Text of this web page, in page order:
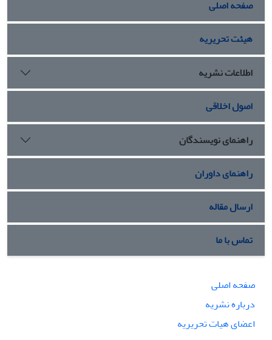
صفحه اصلی
هیئت تحریریه
اطلاعات نشریه
اصول اخلاقی
راهنمای نویسندگان
راهنمای داوران
ارسال مقاله
تماس با ما
صفحه اصلی
درباره نشریه
اعضای هیات تحریریه